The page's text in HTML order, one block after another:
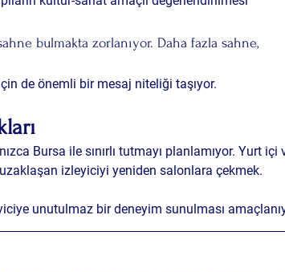
bulmakta zorlanıyor. Daha fazla sahne,
de önemli bir mesaj niteliği taşıyor.
Bursa ile sınırlı tutmayı planlamıyor. Yurt içi
izleyiciyi yeniden salonlara çekmek.
unutulmaz bir deneyim sunulması